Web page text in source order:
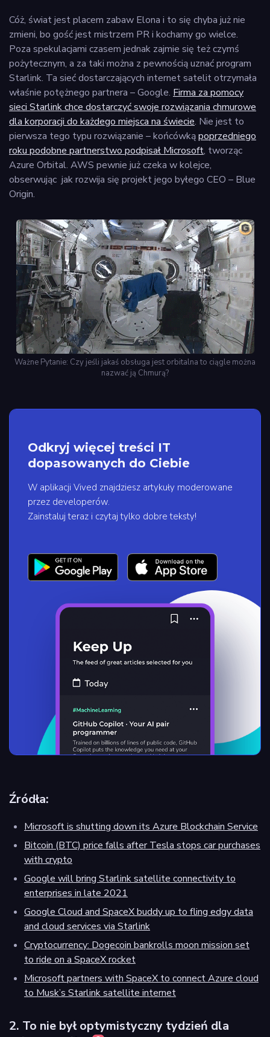
Cóż, świat jest placem zabaw Elona i to się chyba już nie
zmieni, bo gość jest mistrzem PR i kochamy go wielce.
Poza spekulacjami czasem jednak zajmie się też czymś
pożytecznym, a za taki można z pewnością uznać program
Starlink. Ta sieć dostarczających internet satelit otrzymała
właśnie potężnego partnera – Google. Firma za pomocy
sieci Starlink chce dostarczyć swoje rozwiązania chmurowe
dla korporacji do każdego miejsca na świecie. Nie jest to
pierwsza tego typu rozwiązanie – końcówkąpoprzedniego
roku podobne partnerstwo podpisał Microsoft, tworząc
Azure Orbital. AWS pewnie już czeka w kolejce,
obserwując jak rozwija się projekt jego byłego CEO – Blue
Origin.
Ważne Pytanie: Czy jeśli jakaś obsługa jest orbitalna to ciągle można
nazwać ją Chmurą?
Odkryj więcej treści IT
dopasowanych do Ciebie
W aplikacji Vived znajdziesz artykuły moderowane
przez developerów.
Zainstaluj teraz i czytaj tylko dobre teksty!
Źródła:
Microsoft is shutting down its Azure Blockchain Service
Bitcoin (BTC) price falls after Tesla stops car purchases
with crypto
Google will bring Starlink satellite connectivity to
enterprises in late 2021
Google Cloud and SpaceX buddy up to fling edgy data
and cloud services via Starlink
Cryptocurrency: Dogecoin bankrolls moon mission set
to ride on a SpaceX rocket
Microsoft partners with SpaceX to connect Azure cloud
to Musk’s Starlink satellite internet
2. To nie był optymistyczny tydzień dla